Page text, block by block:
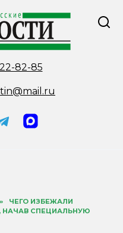
82-85
»
ЧЕГО ИЗБЕЖАЛИ
НАЧАВ СПЕЦИАЛЬНУЮ